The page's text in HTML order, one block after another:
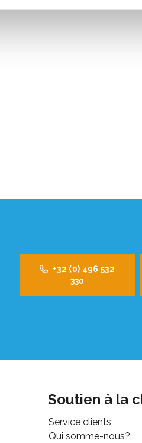
+32 (0) 496 532
330
Soutien à la
Service clients
Qui somme-nous?